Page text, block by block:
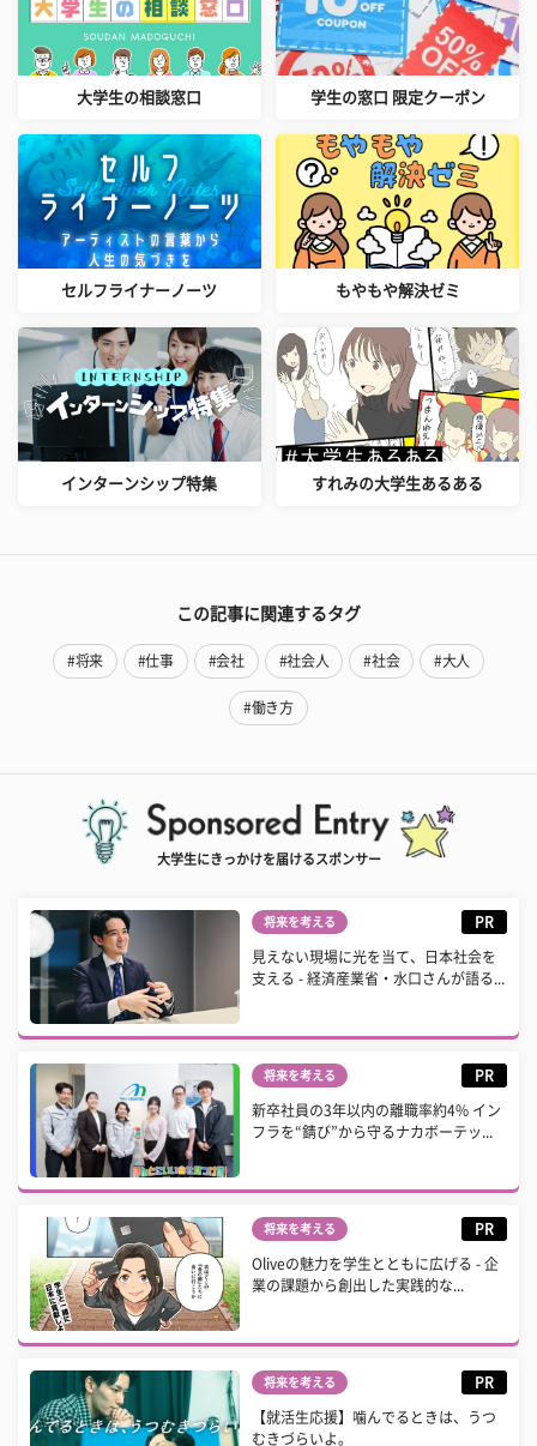
大学生の相談窓口 学生の窓口 限定クーポン
セルフライナーノーツ もやもや解決ゼミ
インターンシップ特集 すれみの大学生あるある
この記事に関連するタグ
#将来 #仕事 #会社 #社会人 #社会 #大人
#働き方
大学生にきっかけを届けるスポンサー
将来を考える PR
見えない現場に光を当て、日本社会を
支える - 経済産業省・水口さんが語る...
将来を考える PR
新卒社員の3年以内の離職率約4% イン
フラを“錆び”から守るナカボーテッ...
将来を考える PR
Oliveの魅力を学生とともに広げる - 企
業の課題から創出した実践的な...
将来を考える PR
【就活生応援】噛んでるときは、うつ
むきづらいよ。